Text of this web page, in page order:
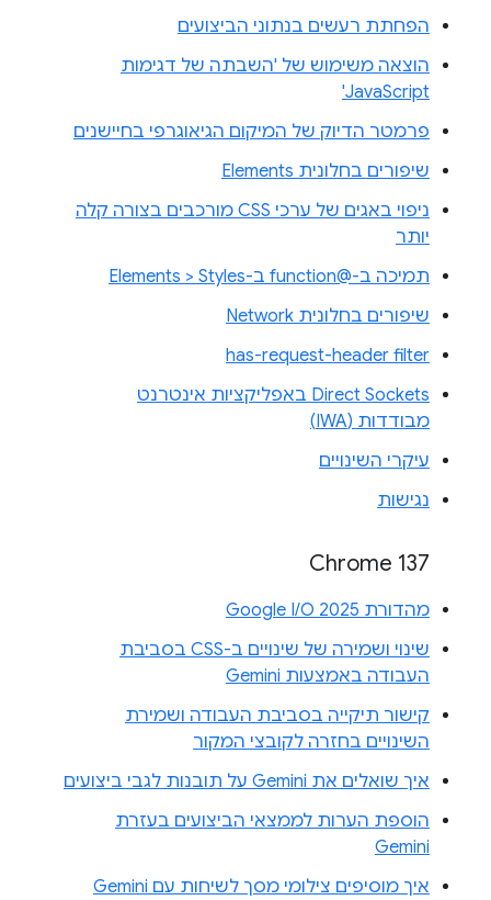
הפחתת רעשים בנתוני הביצועים
הוצאה משימוש של 'השבתה של דגימות
JavaScript'
פרמטר הדיוק של המיקום הגיאוגרפי בחיישנים
שיפורים בחלונית Elements
ניפוי באגים של ערכי CSS מורכבים בצורה קלה
יותר
תמיכה ב-@function ב-Elements > Styles
שיפורים בחלונית Network
has-request-header filter
Direct Sockets באפליקציות אינטרנט
מבודדות (IWA)
עיקרי השינויים
נגישות
Chrome 137
מהדורת Google I/O 2025
שינוי ושמירה של שינויים ב-CSS בסביבת
העבודה באמצעות Gemini
קישור תיקייה בסביבת העבודה ושמירת
השינויים בחזרה לקובצי המקור
איך שואלים את Gemini על תובנות לגבי ביצועים
הוספת הערות לממצאי הביצועים בעזרת
Gemini
איך מוסיפים צילומי מסך לשיחות עם Gemini